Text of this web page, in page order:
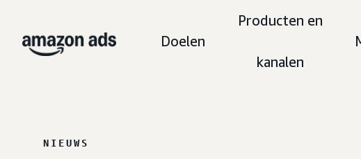
Doelen
Producten en
kanalen
NIEUWS